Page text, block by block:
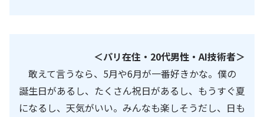
＜パリ在住・20代男性・AI技術者＞
敢えて言うなら、 5月や6月が一番好きかな。僕の
誕生日があるし、たくさん祝日があるし、もうすぐ夏
になるし、天気がいい。みんなも楽しそうだし、日も